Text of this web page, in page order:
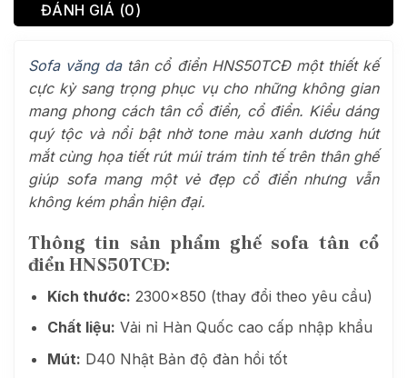
ĐÁNH GIÁ (0)
Sofa văng datân cổ điển HNS50TCĐmột thiết kế
cực kỳ sang trọng phục vụ cho những không gian
mang phong cách tân cổ điển, cổ điển. Kiểu dáng
quý tộc và nổi bật nhờ tone màu xanh dương hút
mắt cùng họa tiết rút múi trám tinh tế trên thân ghế
giúp sofa mang một vẻ đẹp cổ điển nhưng vẫn
không kém phần hiện đại.
Thông tin sản phẩm ghế sofa tân cổ
điểnHNS50TCĐ:
Kích thước: 2300×850 (thay đổi theo yêu cầu)
Chất liệu: Vải nỉ Hàn Quốc cao cấp nhập khẩu
Mút: D40 Nhật Bản độ đàn hồi tốt